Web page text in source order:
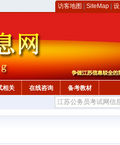
访客地图 SiteMap
相关 在线咨询
备考教材